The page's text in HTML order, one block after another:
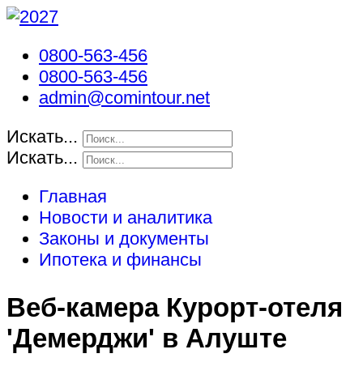
0800-563-456
0800-563-456
admin@comintour.net
Искать...
Искать...
Главная
Новости и аналитика
Законы и документы
Ипотека и финансы
Веб-камера Курорт-отеля
'Демерджи' в Алуште